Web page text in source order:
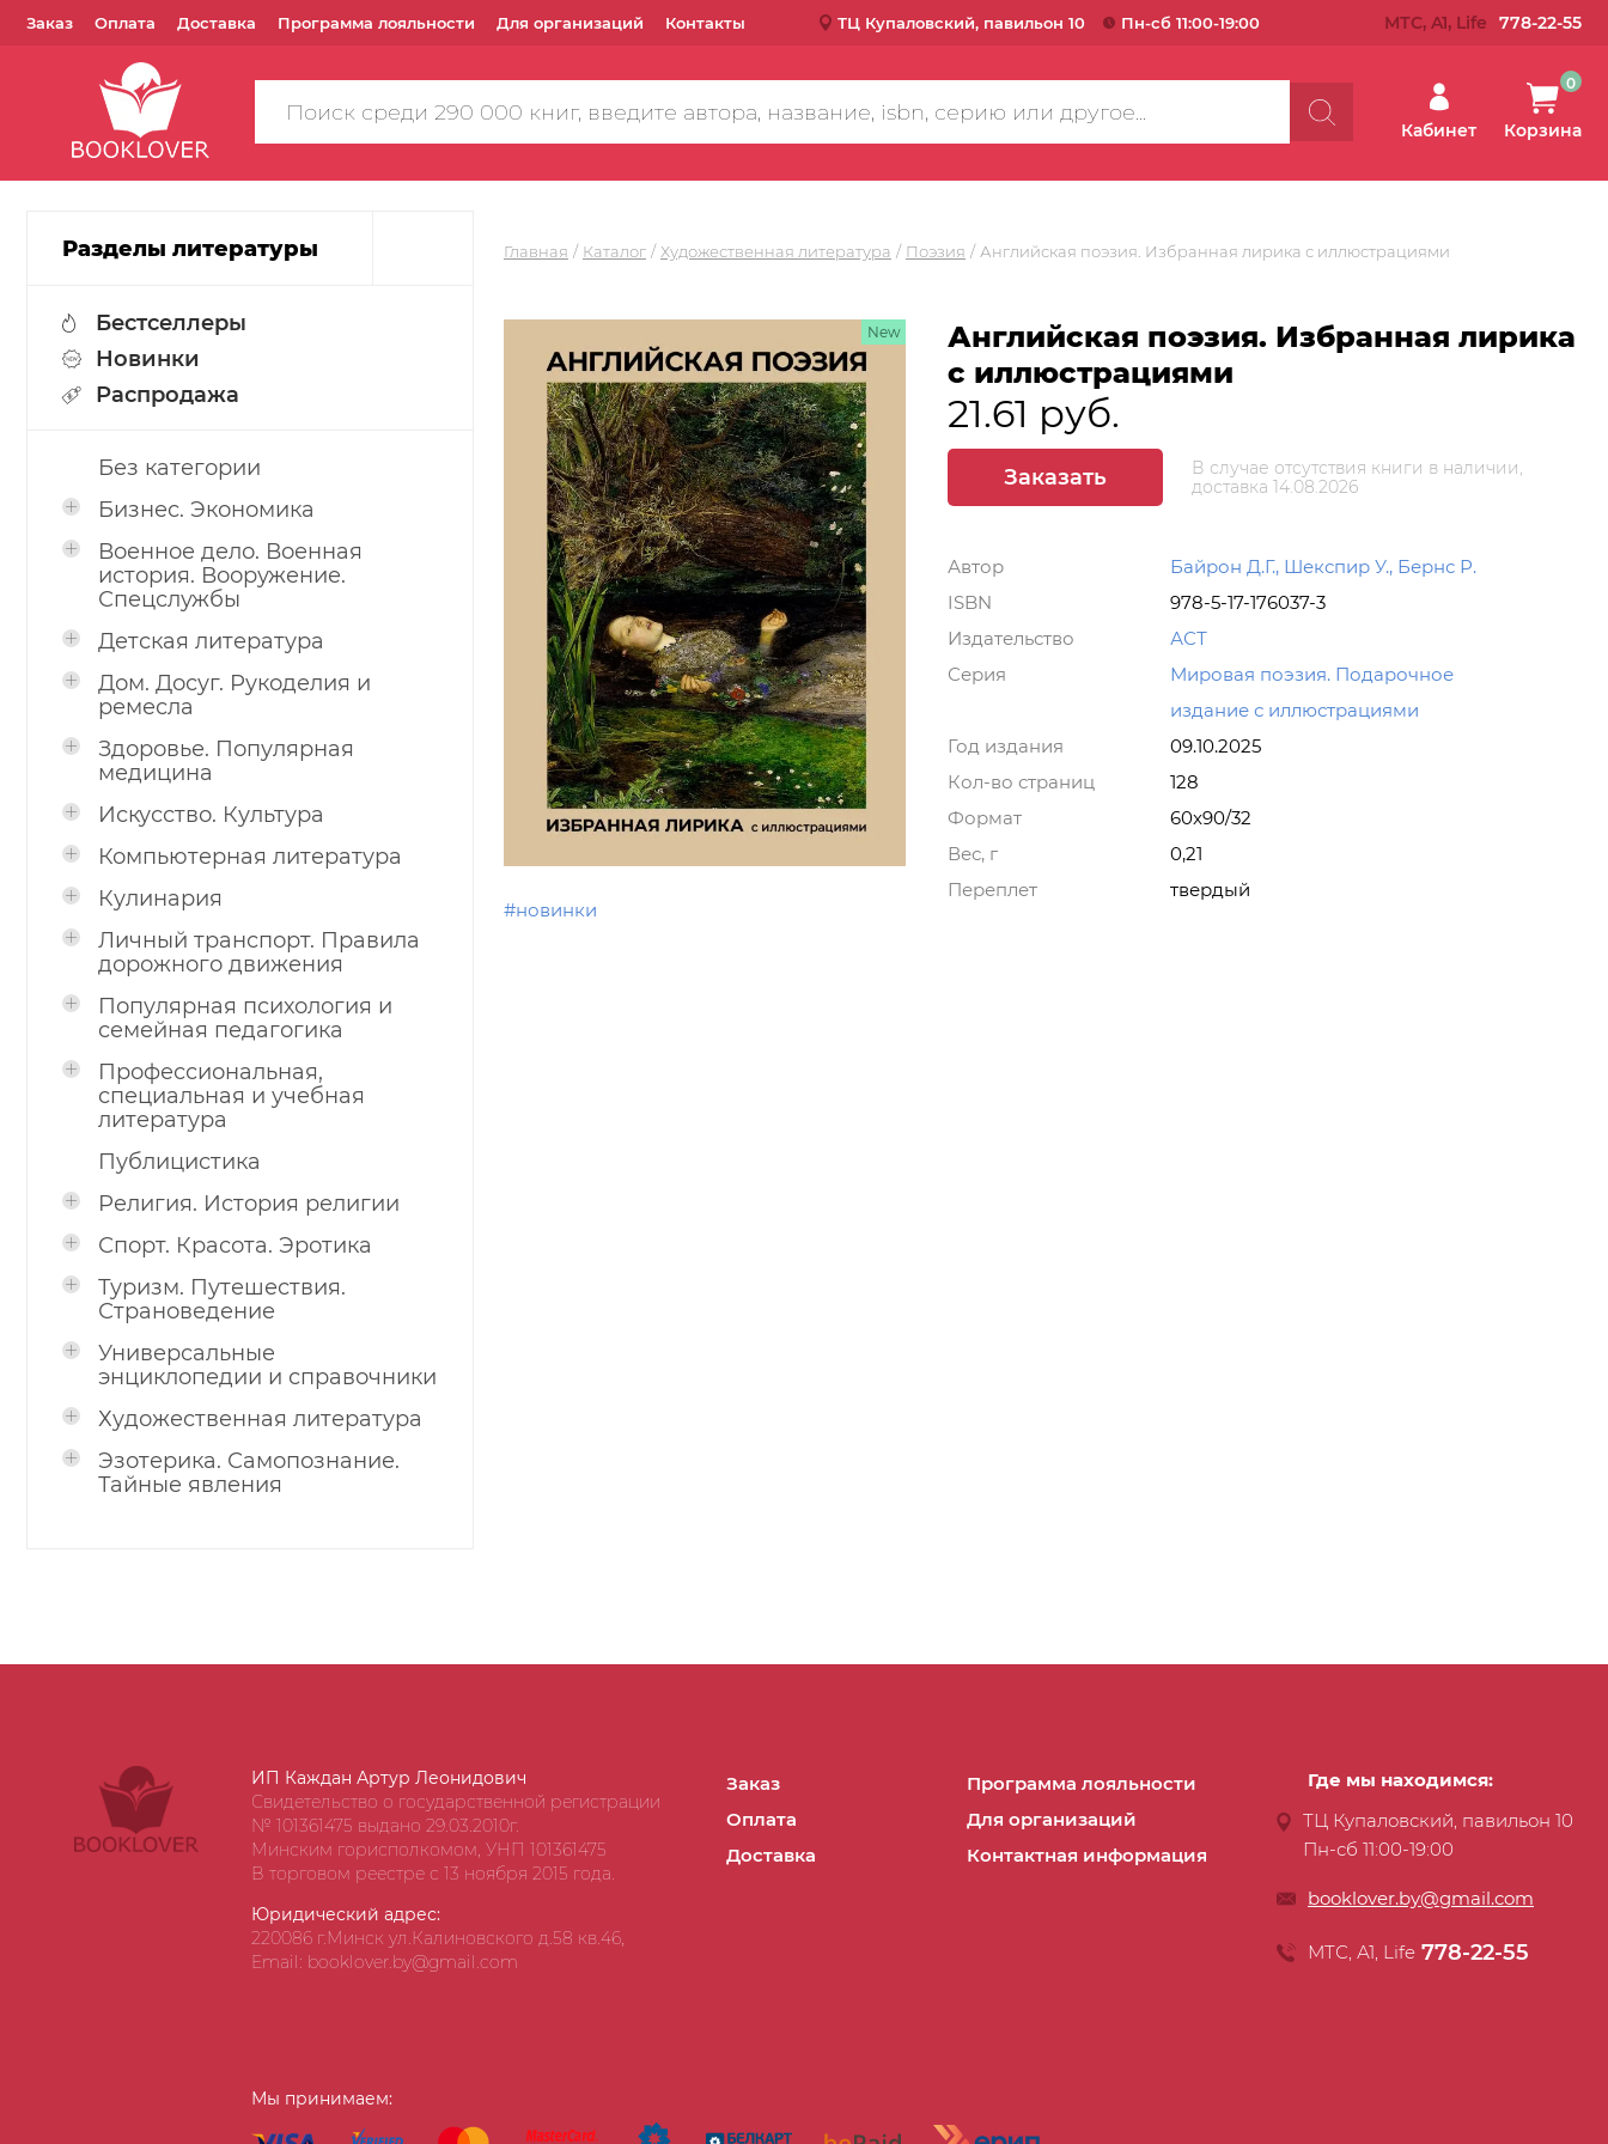
Заказ Оплата Доставка Программа лояльности Для организаций Контакты ТЦ Купаловский, павильон 10 Пн-сб 11:00-19:00 МТС, A1, Life 778-22-55
Поиск
по
Кабинет Корзина
0
Разделы литературы
Бестселлеры
Новинки
Распродажа
Без категории
Бизнес. Экономика
Военное дело. Военная
история. Вооружение.
Спецслужбы
Детская литература
Дом. Досуг. Рукоделия и
ремесла
Здоровье. Популярная
медицина
Искусство. Культура
Компьютерная литература
Кулинария
Личный транспорт. Правила
дорожного движения
Популярная психология и
семейная педагогика
Профессиональная,
специальная и учебная
литература
Публицистика
Религия. История религии
Спорт. Красота. Эротика
Туризм. Путешествия.
Страноведение
Универсальные
энциклопедии и справочники
Художественная литература
Эзотерика. Самопознание.
Тайные явления
Главная Каталог Художественная литература Поэзия Английская поэзия. Избранная лирика с иллюстрациями
New
#новинки
Английская поэзия. Избранная лирика
с иллюстрациями
21.61 руб.
Заказать
В случае отсутствия книги в наличии,
доставка 14.08.2026
Автор
Байрон Д.Г., Шекспир У., Бернс Р.
ISBN
978-5-17-176037-3
Издательство
АСТ
Серия
Мировая поэзия. Подарочное
издание с иллюстрациями
Год издания
09.10.2025
Кол-во страниц
128
Формат
60x90/32
Вес, г
0,21
Переплет
твердый
ИП Каждан Артур Леонидович
Свидетельство о государственной регистрации
№ 101361475 выдано 29.03.2010г.
Минским горисполкомом, УНП 101361475
В торговом реестре с 13 ноября 2015 года.
Юридический адрес:
220086 г.Минск ул.Калиновского д.58 кв.46,
Email: booklover.by@gmail.com
Заказ
Оплата
Доставка
Программа лояльности
Для организаций
Контактная информация
Мы принимаем:
Где мы находимся:
ТЦ Купаловский, павильон 10
Пн-сб 11:00-19:00
booklover.by@gmail.com
МТС, А1, Life 778-22-55